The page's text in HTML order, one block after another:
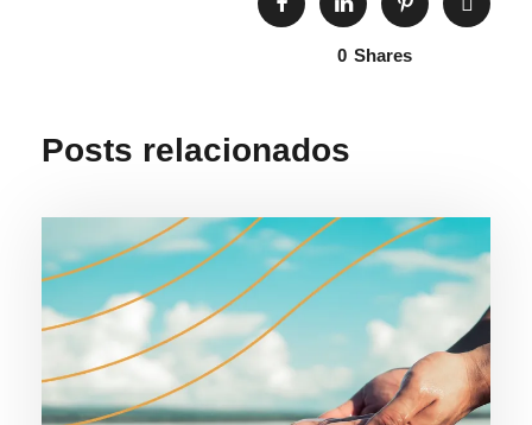
0 Shares
Posts relacionados